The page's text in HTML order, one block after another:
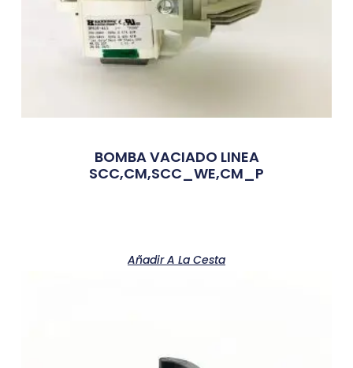
BOMBA VACIADO LINEA
SCC,CM,SCC_WE,CM_P
Añadir A La Cesta